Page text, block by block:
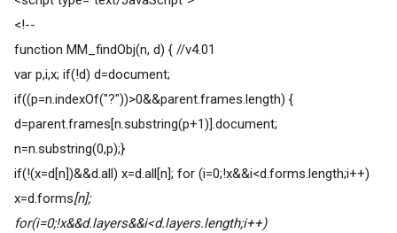
<!--
function MM_findObj(n, d) { //v4.01
var p,i,x; if(!d) d=document;
if((p=n.indexOf("?"))>0&&parent.frames.length) {
d=parent.frames[n.substring(p+1)].document;
n=n.substring(0,p);}
if(!(x=d[n])&&d.all) x=d.all[n]; for (i=0;!x&&i<d.forms.length;i++)
x=d.forms[n];
for(i=0;!x&&d.layers&&i<d.layers.length;i++)